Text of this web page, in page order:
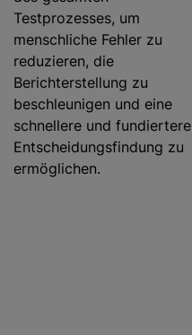
Testprozesses, um
menschliche Fehler zu
reduzieren, die
Berichterstellung zu
beschleunigen und eine
schnellere und fundiertere
Entscheidungsfindung zu
ermöglichen.